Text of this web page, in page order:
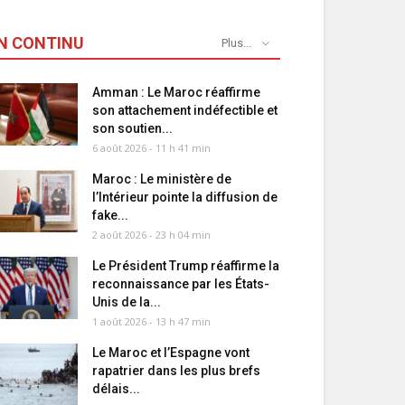
CONTINU Plus...
Amman : Le Maroc réaffirme
son attachement indéfectible et
son soutien...
6 août 2026 - 11 h 41 min
Maroc : Le ministère de
l’Intérieur pointe la diffusion de
fake...
2 août 2026 - 23 h 04 min
Le Président Trump réaffirme la
reconnaissance par les États-
Unis de la...
1 août 2026 - 13 h 47 min
Le Maroc et l’Espagne vont
rapatrier dans les plus brefs
délais...